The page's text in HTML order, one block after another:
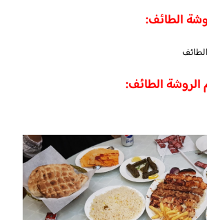
الطائف:
الطائف: